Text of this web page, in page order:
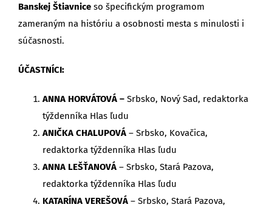
Banskej Štiavnice so špecifickým programom
zameraným na históriu a osobnosti mesta s minulosti i
súčasnosti.
ÚČASTNÍCI:
ANNA HORVÁTOVÁ – Srbsko, Nový Sad, redaktorka
týždenníka Hlas ľudu
ANIČKA CHALUPOVÁ – Srbsko, Kovačica,
redaktorka týždenníka Hlas ľudu
ANNA LEŠŤANOVÁ – Srbsko, Stará Pazova,
redaktorka týždenníka Hlas ľudu
KATARÍNA VEREŠOVÁ – Srbsko, Stará Pazova,